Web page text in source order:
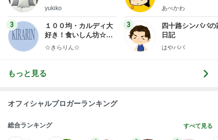
ep Life Simple◆〜イ
yukiko
3
１００均・カルディ大
好き！食いしん坊☆き
らりん☆のブログ
☆きらりん☆
あべかわ
3
四十路シンパパの
日記
はやパパ
もっと見る
オフィシャルブロガーランキング
総合ランキング すべて見る